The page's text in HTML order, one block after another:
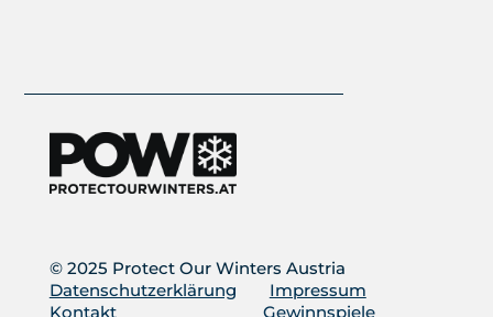
© 2025 Protect Our Winters Austria
Datenschutzerklärung
Impressum
Kontakt
Gewinnspiele